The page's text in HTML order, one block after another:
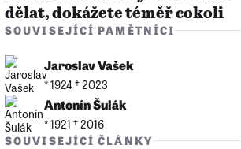
dělat, dokážete téměř cokoli
SOUVISEJÍCÍ PAMĚTNÍCI
Jaroslav Vašek
* 1924 †︎ 2023
Antonín Šulák
* 1921 †︎ 2016
SOUVISEJÍCÍ ČLÁNKY